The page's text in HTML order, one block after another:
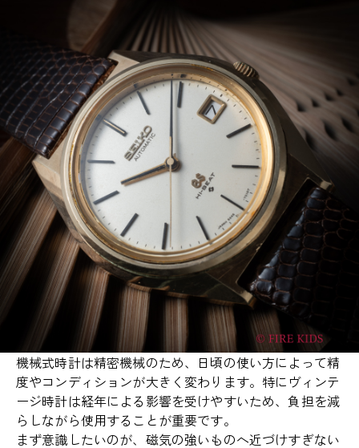
機械式時計は精密機械のため、日頃の使い方によって精
度やコンディションが大きく変わります。特にヴィンテ
ージ時計は経年による影響を受けやすいため、負担を減
らしながら使用することが重要です。
まず意識したいのが、磁気の強いものへ近づけすぎない